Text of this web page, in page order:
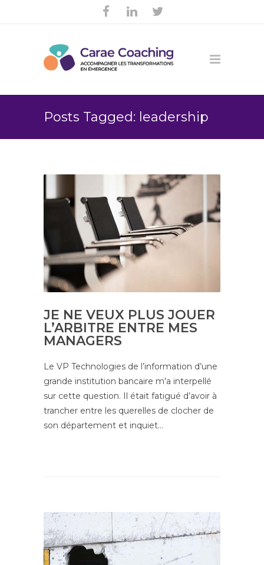
Posts Tagged: leadership
JE NE VEUX PLUS JOUER
L’ARBITRE ENTRE MES
MANAGERS
Le VP Technologies de l’information d’une
grande institution bancaire m'a interpellé
sur cette question. Il était fatigué d’avoir à
trancher entre les querelles de clocher de
son département et inquiet…